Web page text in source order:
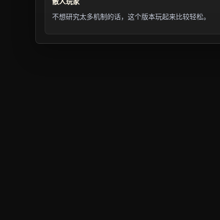
不想研究太多机制的话，这个版本玩起来比较轻松。